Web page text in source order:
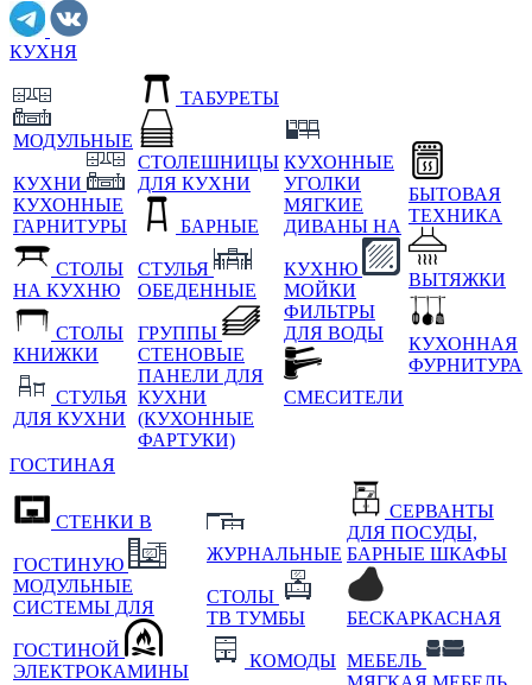
КУХНЯ
МОДУЛЬНЫЕ
КУХНИ
КУХОННЫЕ
ГАРНИТУРЫ
СТОЛЫ
НА КУХНЮ
СТОЛЫ
КНИЖКИ
СТУЛЬЯ
ДЛЯ КУХНИ
ТАБУРЕТЫ
СТОЛЕШНИЦЫ
ДЛЯ КУХНИ
БАРНЫЕ
СТУЛЬЯ
ОБЕДЕННЫЕ
ГРУППЫ
СТЕНОВЫЕ
ПАНЕЛИ ДЛЯ
КУХНИ
(КУХОННЫЕ
ФАРТУКИ)
КУХОННЫЕ
УГОЛКИ
МЯГКИЕ
ДИВАНЫ НА
КУХНЮ
МОЙКИ
ФИЛЬТРЫ
ДЛЯ ВОДЫ
СМЕСИТЕЛИ
БЫТОВАЯ
ТЕХНИКА
ВЫТЯЖКИ
КУХОННАЯ
ФУРНИТУРА
ГОСТИНАЯ
СТЕНКИ В
ГОСТИНУЮ
МОДУЛЬНЫЕ
СИСТЕМЫ ДЛЯ
ГОСТИНОЙ
ЭЛЕКТРОКАМИНЫ
ЖУРНАЛЬНЫЕ
СТОЛЫ
ТВ ТУМБЫ
КОМОДЫ
СЕРВАНТЫ
ДЛЯ ПОСУДЫ,
БАРНЫЕ ШКАФЫ
БЕСКАРКАСНАЯ
МЕБЕЛЬ